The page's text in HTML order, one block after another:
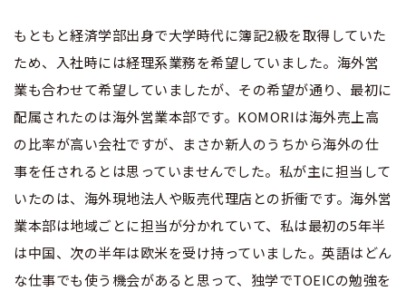
もともと経済学部出身で大学時代に簿記2級を取得していた
ため、入社時には経理系業務を希望していました。海外営
業も合わせて希望していましたが、その希望が通り、最初に
配属されたのは海外営業本部です。KOMORIは海外売上高
の比率が高い会社ですが、まさか新人のうちから海外の仕
事を任されるとは思っていませんでした。私が主に担当して
いたのは、海外現地法人や販売代理店との折衝です。海外営
業本部は地域ごとに担当が分かれていて、私は最初の5年半
は中国、次の半年は欧米を受け持っていました。英語はどん
な仕事でも使う機会があると思って、独学でTOEICの勉強を